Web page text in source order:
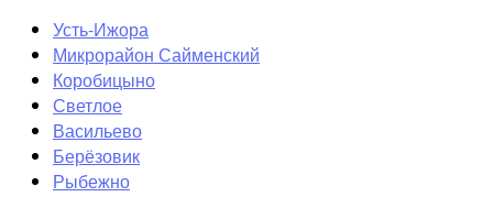
Усть-Ижора
Микрорайон Сайменский
Коробицыно
Светлое
Васильево
Берёзовик
Рыбежно